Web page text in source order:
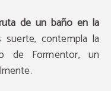
de un baño en la
contempla la
de Formentor, un